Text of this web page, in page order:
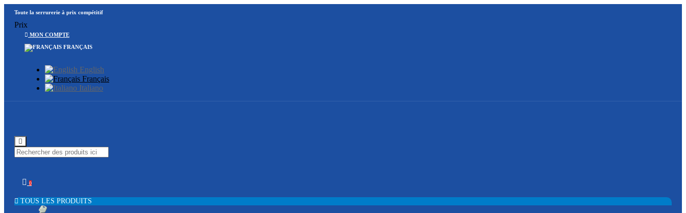
Toute la serrurerie à prix compétitif
Prix
MON COMPTE
FRANÇAIS
English
Français
Italiano
0
TOUS LES PRODUITS